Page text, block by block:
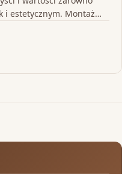
i estetycznym. Montaż